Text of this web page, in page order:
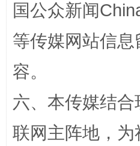
招工难、用工荒背后
国公众新闻
等传媒网站信
容。
六、本传媒结
联网主阵地，